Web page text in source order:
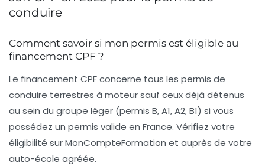
conduire
Comment savoir si mon permis est éligible au
financement CPF ?
Le financement CPF concerne tous les permis de
conduire terrestres à moteur sauf ceux déjà détenus
au sein du groupe léger (permis B, A1, A2, B1) si vous
possédez un permis valide en France. Vérifiez votre
éligibilité sur MonCompteFormation et auprès de votre
auto-école agréée.